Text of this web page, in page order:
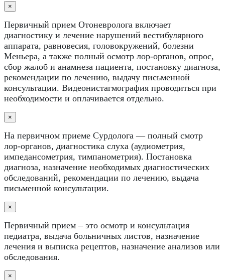
×
Первичный прием Отоневролога включает
диагностику и лечение нарушений вестибулярного
аппарата, равновесия, головокружений, болезни
Меньера, а также полный осмотр лор-органов, опрос,
сбор жалоб и анамнеза пациента, постановку диагноза,
рекомендации по лечению, выдачу письменной
консультации. Видеонистагмография проводиться при
необходимости и оплачивается отдельно.
×
На первичном приеме Сурдолога — полный смотр
лор-органов, диагностика слуха (аудиометрия,
импедансометрия, тимпанометрия). Постановка
диагноза, назначение необходимых диагностических
обследований, рекомендации по лечению, выдача
письменной консультации.
×
Первичный прием – это осмотр и консультация
педиатра, выдача больничных листов, назначение
лечения и выписка рецептов, назначение анализов или
обследования.
×